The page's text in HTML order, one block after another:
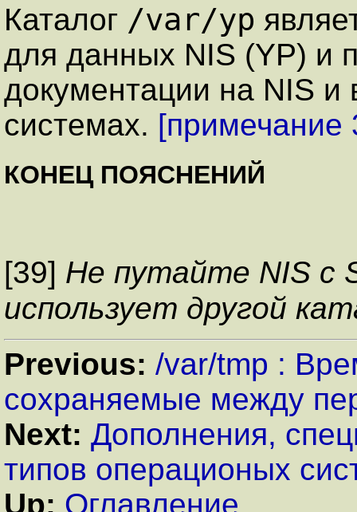
Каталог /var/yp
для данных NIS (YP) и
документации на NIS и
системах. [примечание
КОНЕЦ ПОЯСНЕНИЙ
[39] Не путайте NIS с
использует другой
Previous: /var/tmp :
сохраняемые между
Next: Дополнения,
типов операционых
Up: Оглавление